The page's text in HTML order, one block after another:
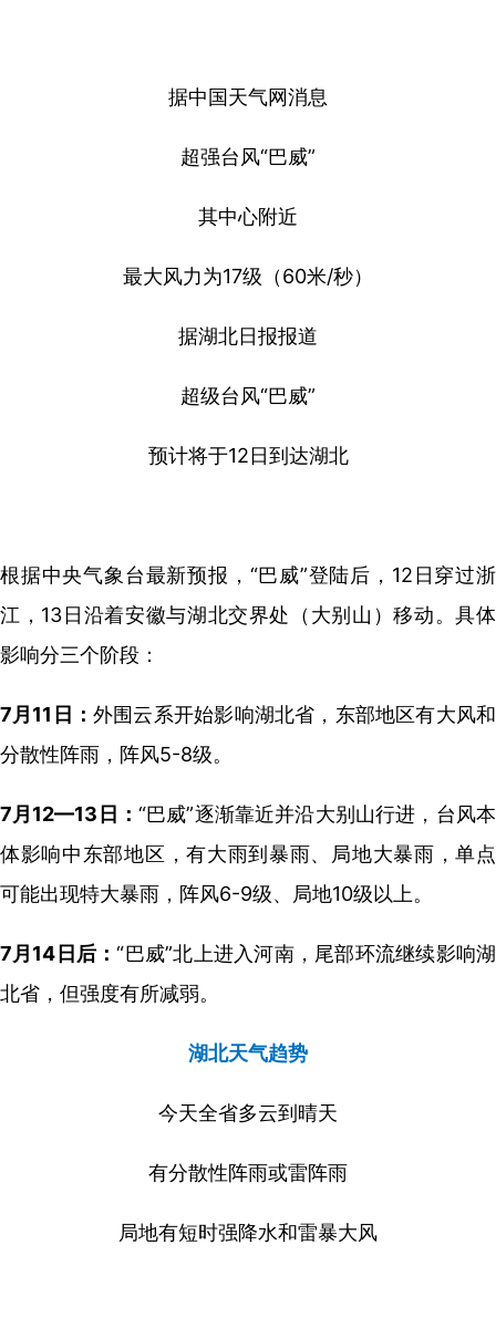
据中国天气网消息
超强台风“巴威”
其中心附近
最大风力为17级（60米/秒）
据湖北日报报道
超级台风“巴威”
预计将于12日到达湖北
根据中央气象台最新预报，“巴威”登陆后，12日穿过浙
江，13日沿着安徽与湖北交界处（大别山）移动。具体
影响分三个阶段：
7月11日：外围云系开始影响湖北省，东部地区有大风和
分散性阵雨，阵风5-8级。
7月12—13日： “巴威”逐渐靠近并沿大别山行进，台风本
体影响中东部地区，有大雨到暴雨、局地大暴雨，单点
可能出现特大暴雨，阵风6-9级、局地10级以上。
7月14日后：“巴威”北上进入河南，尾部环流继续影响湖
北省，但强度有所减弱。
湖北天气趋势
今天全省多云到晴天
有分散性阵雨或雷阵雨
局地有短时强降水和雷暴大风